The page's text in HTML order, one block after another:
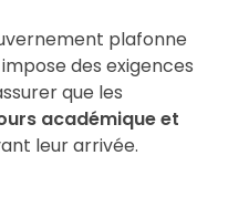
plafonne
des exigences
que les
académique et
leur arrivée.